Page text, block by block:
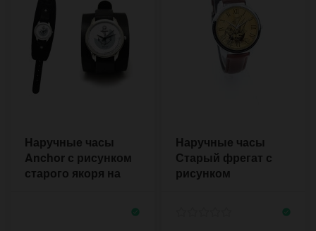
Наручные часы
Anchor с рисунком
старого якоря на
Наручные часы
Старый фрегат с
рисунком